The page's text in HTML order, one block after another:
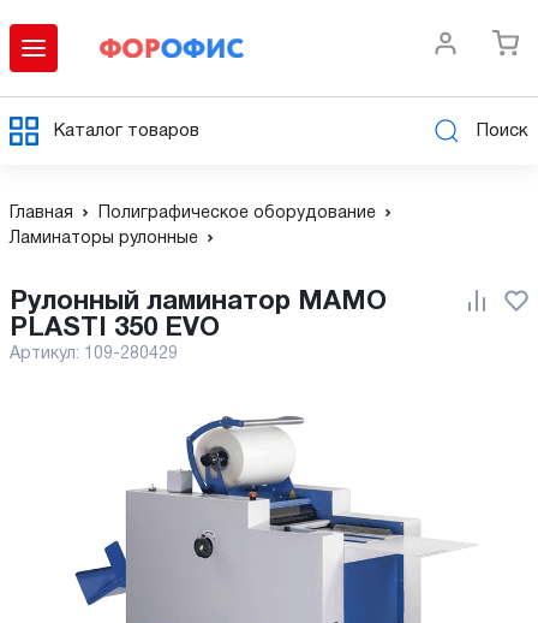
Каталог товаров Поиск
Главная
Полиграфическое оборудование
Ламинаторы рулонные
Рулонный ламинатор MAMO
PLASTI 350 EVO
Артикул: 109-280429